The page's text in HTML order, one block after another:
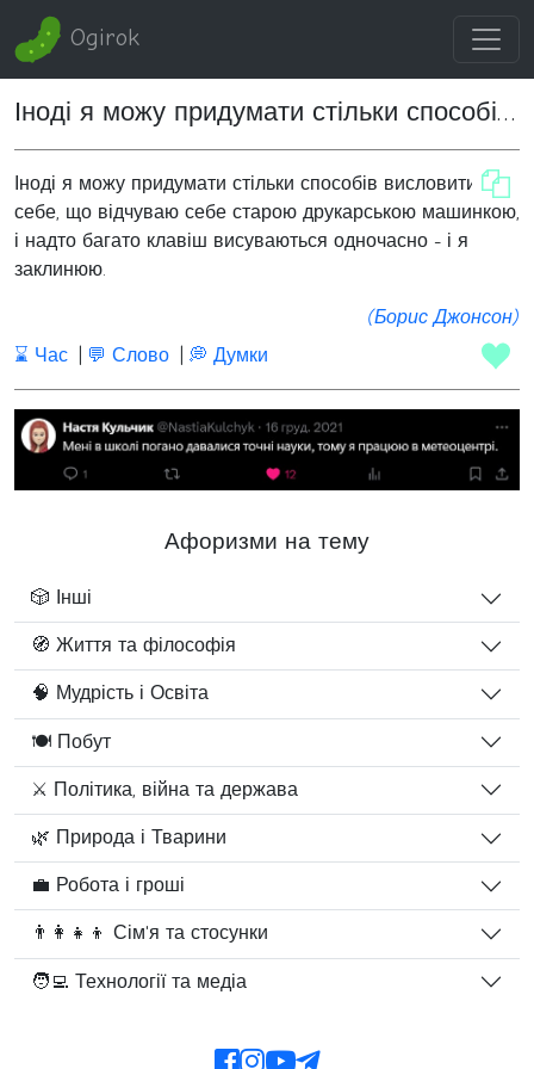
Ogirok
Іноді я можу придумати стільки способів висловити себе
Іноді я можу придумати стільки способів висловити
себе, що відчуваю себе старою друкарською машинкою,
і надто багато клавіш висуваються одночасно - і я
заклинюю.
(Борис Джонсон)
⌛ Час
💬 Слово 💭 Думки
Афоризми на тему
🎲 Інші
🧭 Життя та філософія
🧠 Мудрість і Освіта
🍽️ Побут
⚔️ Політика, війна та держава
🌿 Природа і Тварини
💼 Робота і гроші
👨‍👩‍👧‍👦 Сім'я та стосунки
🧑‍💻 Технології та медіа